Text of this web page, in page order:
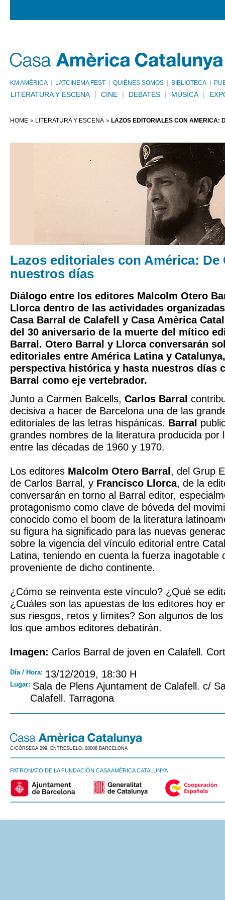
KM AMÈRICA LATCINEMA FEST QUIÉNES SOMOS BIBLIOTECA
LITERATURA Y ESCENA CINE DEBATES MÚSICA
HOME LITERATURA Y ESCENA LAZOS EDITORIALES CON AMÉRICA:
Lazos editoriales con América: De
nuestros días
Diálogo entre los editores Malcolm Otero
Llorca dentro de las actividades
Casa Barral de Calafell y Casa Amèrica
del 30 aniversario de la muerte del mítico
Barral. Otero Barral y Llorca conversarán
editoriales entre América Latina y
perspectiva histórica y hasta nuestros días
Barral como eje vertebrador.
Junto a Carmen Balcells, Carlos Barral
decisiva a hacer de Barcelona una de las
editoriales de las letras hispánicas. Barral
grandes nombres de la literatura producida por
entre las décadas de 1960 y 1970.
Los editores Malcolm Otero Barral , del Grup
de Carlos Barral, y Francisco Llorca, de la
conversarán en torno al Barral editor,
protagonismo como clave de bóveda del
conocido como el boom de la literatura
su figura ha significado para las nuevas
sobre la vigencia del vínculo editorial entre
Latina, teniendo en cuenta la fuerza inagotable
proveniente de dicho continente.
¿Cómo se reinventa este vínculo? ¿Qué se
¿Cuáles son las apuestas de los editores hoy
sus riesgos, retos y límites? Son algunos de
los que ambos editores debatirán.
Imagen: Carlos Barral de joven en Calafell.
Día / Hora: 13/12/2019, 18:30 H
Lugar: Sala de Plens Ajuntament de Calafell. c/
Calafell. Tarragona
C/CÒRSEGA 299, ENTRESUELO. 08008 BARCELONA
PATRONATO DE LA FUNDACIÓN CASA AMÈRICA CATALUNYA